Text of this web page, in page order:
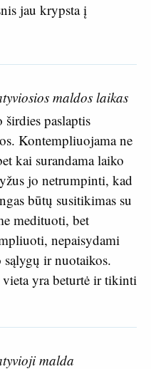
jau krypsta į
maldos laikas
paslaptis
Kontempliuojama ne
kai surandama laiko
jo netrumpinti, kad
būtų susitikimas su
medituoti, bet
nepaisydami
sąlygų ir nuotaikos.
yra beturtė ir tikinti
malda